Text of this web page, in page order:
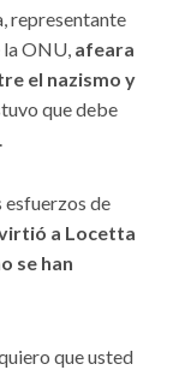
representante
la ONU, afeara
el nazismo y
que debe
esfuerzos de
a Locetta
se han
que usted